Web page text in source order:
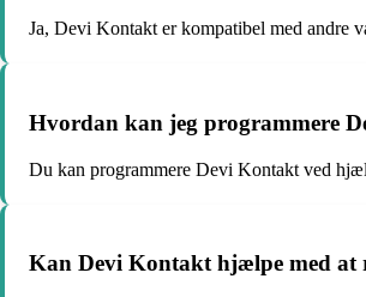
Ja, Devi Kontakt er kompatibel med andre
Hvordan kan jeg programmere
Du kan programmere Devi Kontakt ved
Kan Devi Kontakt hjælpe med at